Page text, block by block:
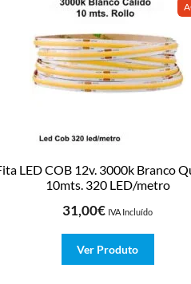
LED COB 12v. 3000k Branco
10mts. 320 LED/metro
31,00€ IVA Incluído
Ver Produto